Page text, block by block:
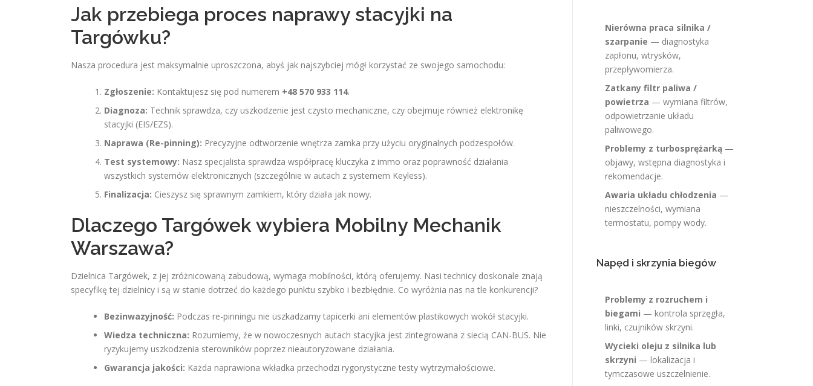
Jak przebiega proces naprawy stacyjki na
Targówku?
Nasza procedura jest maksymalnie uproszczona, abyś jak najszybciej mógł korzystać ze swojego samochodu:
Zgłoszenie: Kontaktujesz się pod numerem +48 570 933 114.
Diagnoza: Technik sprawdza, czy uszkodzenie jest czysto mechaniczne, czy obejmuje również elektronikę
stacyjki (EIS/EZS).
Naprawa (Re-pinning): Precyzyjne odtworzenie wnętrza zamka przy użyciu oryginalnych podzespołów.
Test systemowy: Nasz specjalista sprawdza współpracę kluczyka z immo oraz poprawność działania
wszystkich systemów elektronicznych (szczególnie w autach z systemem Keyless).
Finalizacja: Cieszysz się sprawnym zamkiem, który działa jak nowy.
Dlaczego Targówek wybiera Mobilny Mechanik
Warszawa?
Dzielnica Targówek, z jej zróżnicowaną zabudową, wymaga mobilności, którą oferujemy. Nasi technicy doskonale znają
specyfikę tej dzielnicy i są w stanie dotrzeć do każdego punktu szybko i bezbłędnie. Co wyróżnia nas na tle konkurencji?
Bezinwazyjność: Podczas re-pinningu nie uszkadzamy tapicerki ani elementów plastikowych wokół stacyjki.
Wiedza techniczna: Rozumiemy, że w nowoczesnych autach stacyjka jest zintegrowana z siecią CAN-BUS. Nie
ryzykujemy uszkodzenia sterowników poprzez nieautoryzowane działania.
Gwarancja jakości: Każda naprawiona wkładka przechodzi rygorystyczne testy wytrzymałościowe.
Nierówna praca silnika /
szarpanie — diagnostyka
zapłonu, wtrysków,
przepływomierza.
Zatkany filtr paliwa /
powietrza — wymiana filtrów,
odpowietrzanie układu
paliwowego.
Problemy z turbosprężarką —
objawy, wstępna diagnostyka i
rekomendacje.
Awaria układu chłodzenia —
nieszczelności, wymiana
termostatu, pompy wody.
Napęd i skrzynia biegów
Problemy z rozruchem i
biegami — kontrola sprzęgła,
linki, czujników skrzyni.
Wycieki oleju z silnika lub
skrzyni — lokalizacja i
tymczasowe uszczelnienie.